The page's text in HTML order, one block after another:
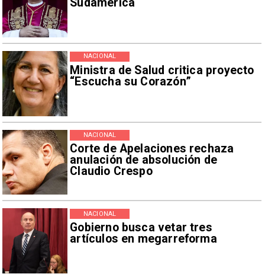
Ministra de Salud critica proyecto
“Escucha su Corazón”
NACIONAL
Corte de Apelaciones rechaza
anulación de absolución de
Claudio Crespo
NACIONAL
Gobierno busca vetar tres
artículos en megarreforma
NACIONAL